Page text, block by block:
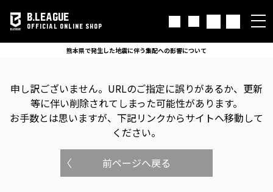
B.LEAGUE
OFFICIAL ONLINE SHOP
熊本県で発生した地震に伴う集配への影響について
申し訳ございません。 URLのご指定に誤りがあるか、更新
等に伴い削除されてしまった可能性があります。
お手数とは思いますが、下記リンクからサイトへ移動して
ください。
前ページへ戻る